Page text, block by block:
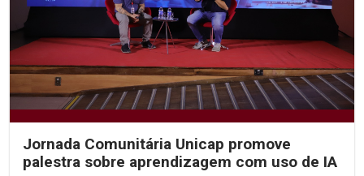
Jornada Comunitária Unicap promove
palestra sobre aprendizagem com uso de IA